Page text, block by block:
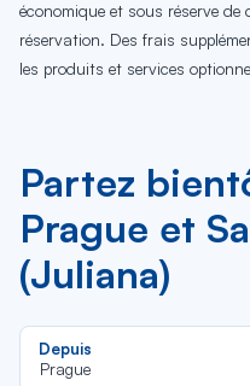
économique et sous réserve
réservation. Des frais
les produits et services
Partez
Prague et
(Juliana)
Depuis
Prague